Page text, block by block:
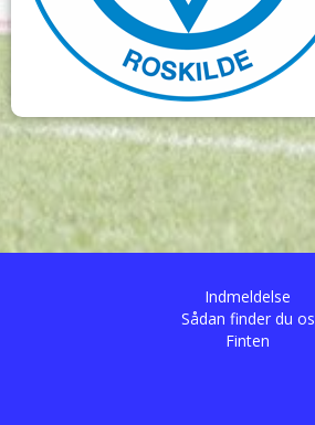
Indmeldelse
Sådan finder du os
Finten